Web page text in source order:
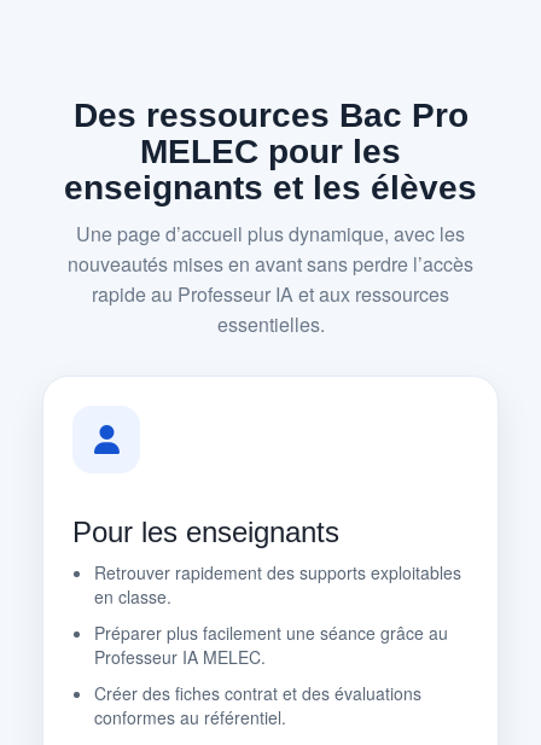
Des ressources Bac Pro
MELEC pour les
enseignants et les élèves
Une page d’accueil plus dynamique, avec les
nouveautés mises en avant sans perdre l’accès
rapide au Professeur IA et aux ressources
essentielles.
Pour les enseignants
Retrouver rapidement des supports exploitables
en classe.
Préparer plus facilement une séance grâce au
Professeur IA MELEC.
Créer des fiches contrat et des évaluations
conformes au référentiel.